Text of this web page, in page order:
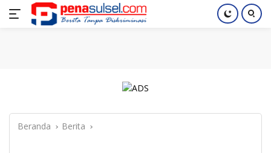
Langsung
Home Nasional Pendidikan Index
Beranda Berita